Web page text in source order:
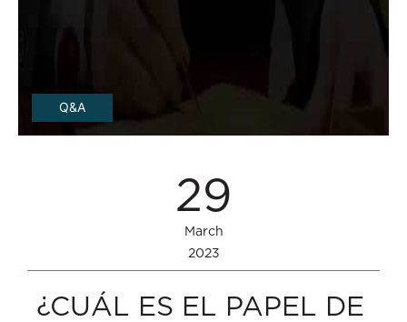
Q&A
29
March
2023
¿CUÁL ES EL PAPEL DE